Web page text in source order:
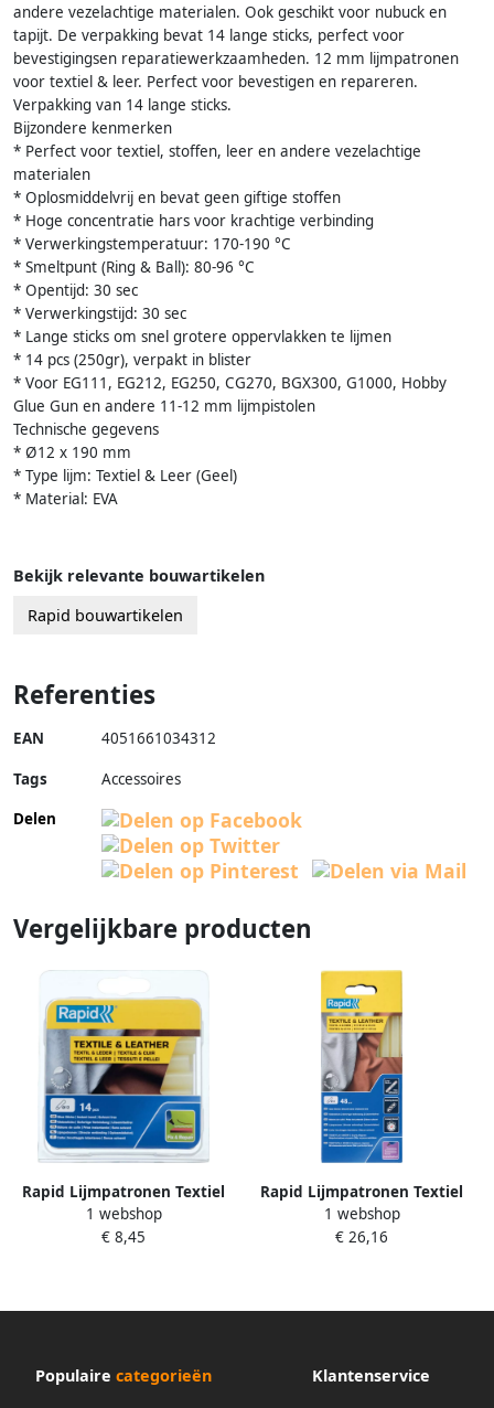
andere vezelachtige materialen. Ook geschikt voor nubuck en
tapijt. De verpakking bevat 14 lange sticks, perfect voor
bevestigingsen reparatiewerkzaamheden. 12 mm lijmpatronen
voor textiel & leer. Perfect voor bevestigen en repareren.
Verpakking van 14 lange sticks.
Bijzondere kenmerken
* Perfect voor textiel, stoffen, leer en andere vezelachtige
materialen
* Oplosmiddelvrij en bevat geen giftige stoffen
* Hoge concentratie hars voor krachtige verbinding
* Verwerkingstemperatuur: 170-190 °C
* Smeltpunt (Ring & Ball): 80-96 °C
* Opentijd: 30 sec
* Verwerkingstijd: 30 sec
* Lange sticks om snel grotere oppervlakken te lijmen
* 14 pcs (250gr), verpakt in blister
* Voor EG111, EG212, EG250, CG270, BGX300, G1000, Hobby
Glue Gun en andere 11-12 mm lijmpistolen
Technische gegevens
* Ø12 x 190 mm
* Type lijm: Textiel & Leer (Geel)
* Material: EVA
Bekijk relevante bouwartikelen
Rapid bouwartikelen
Referenties
EAN 4051661034312
Tags
Accessoires
Delen
Vergelijkbare producten
Rapid Lijmpatronen Textiel
Kurk | Ø11-12 x 94 mm | 14
Stuks 5001416
1 webshop
€ 8,45
Rapid Lijmpatronen Textiel
Kurk | Ø11-12 x 190 mm | 48
Stuks 5001419
1 webshop
€ 26,16
Populaire categorieën Klantenservice